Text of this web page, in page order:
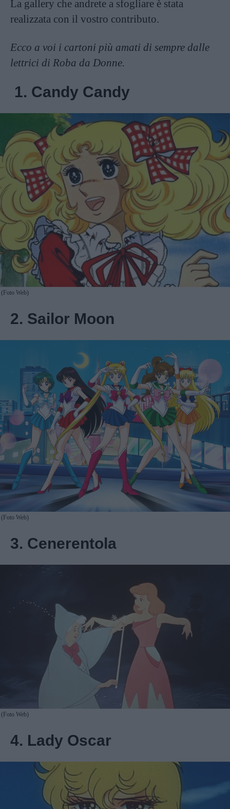
La gallery che andrete a sfogliare è stata
realizzata con il vostro contributo.
Ecco a voi i cartoni più amati di sempre dalle
lettrici di Roba da Donne.
1. Candy Candy
(Foto Web)
2. Sailor Moon
(Foto Web)
3. Cenerentola
(Foto Web)
4. Lady Oscar